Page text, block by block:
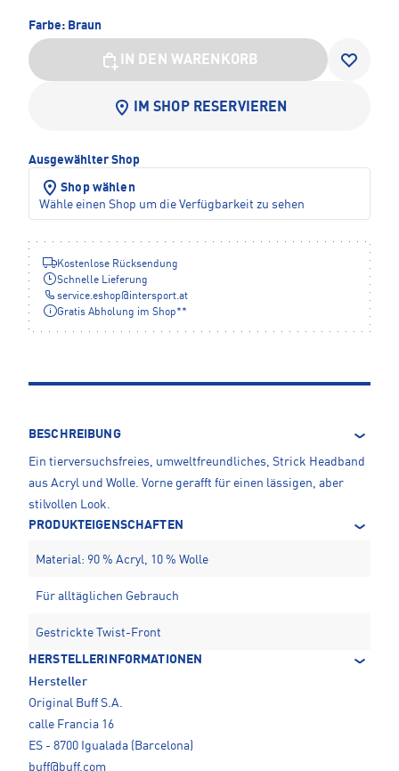
Farbe: Braun
IN DEN WARENKORB
IM SHOP RESERVIEREN
Ausgewählter Shop
Shop wählen
Wähle einen Shop um die Verfügbarkeit zu sehen
Kostenlose Rücksendung
Schnelle Lieferung
service.eshop@intersport.at
Gratis Abholung im Shop**
BESCHREIBUNG
Ein tierversuchsfreies, umweltfreundliches, Strick Headband
aus Acryl und Wolle. Vorne gerafft für einen lässigen, aber
stilvollen Look.
PRODUKTEIGENSCHAFTEN
Material: 90 % Acryl, 10 % Wolle
Für alltäglichen Gebrauch
Gestrickte Twist-Front
HERSTELLERINFORMATIONEN
Hersteller
Original Buff S.A.
calle Francia 16
ES - 8700 Igualada (Barcelona)
buff@buff.com